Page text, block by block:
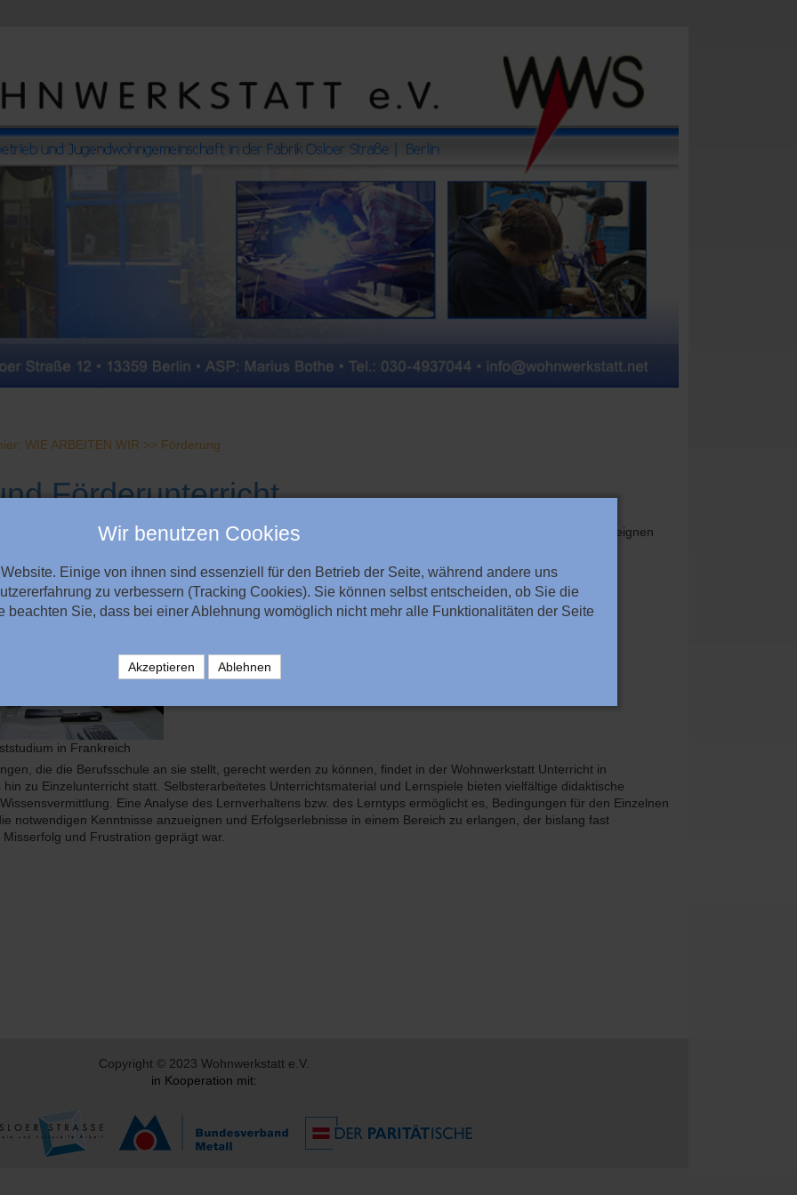
WIE ARBEITEN WIR >> Förderung
Förderunterricht
weisen große Wissenslücken im schulischen Bereich auf und haben oft Probleme, sich Wissen anzueignen
in Frankreich
die die Berufsschule an sie stellt, gerecht werden zu können, findet in der Wohnwerkstatt Unterricht in
hin zu Einzelunterricht statt. Selbsterarbeitetes Unterrichtsmaterial und Lernspiele bieten vielfältige didaktische
Eine Analyse des Lernverhaltens bzw. des Lerntyps ermöglicht es, Bedingungen für den Einzelnen
notwendigen Kenntnisse anzueignen und Erfolgserlebnisse in einem Bereich zu erlangen, der bislang fast
und Frustration geprägt war.
Copyright © 2023 Wohnwerkstatt e.V.
in Kooperation mit:
Wir benutzen Cookies
Einige von ihnen sind essenziell für den Betrieb der Seite, während andere uns
zu verbessern (Tracking Cookies). Sie können selbst entscheiden, ob Sie die
beachten Sie, dass bei einer Ablehnung womöglich nicht mehr alle Funktionalitäten der Seite
Akzeptieren Ablehnen